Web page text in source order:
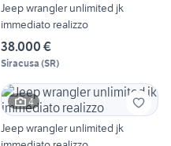
Jeep wrangler unlimited jk
immediato realizzo
38.000 €
Siracusa (SR)
4
Jeep wrangler unlimited jk